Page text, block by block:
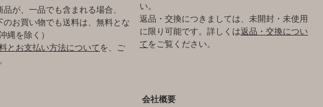
が、一品でも含まれる場合、
のお買い物でも送料は、無料とな
縄を除く）
とお支払い方法についてを、ご
い。
返品・交換につきましては、未開封・未使用
に限り可能です。詳しくは返品・交換につい
てをご覧ください。
会社概要